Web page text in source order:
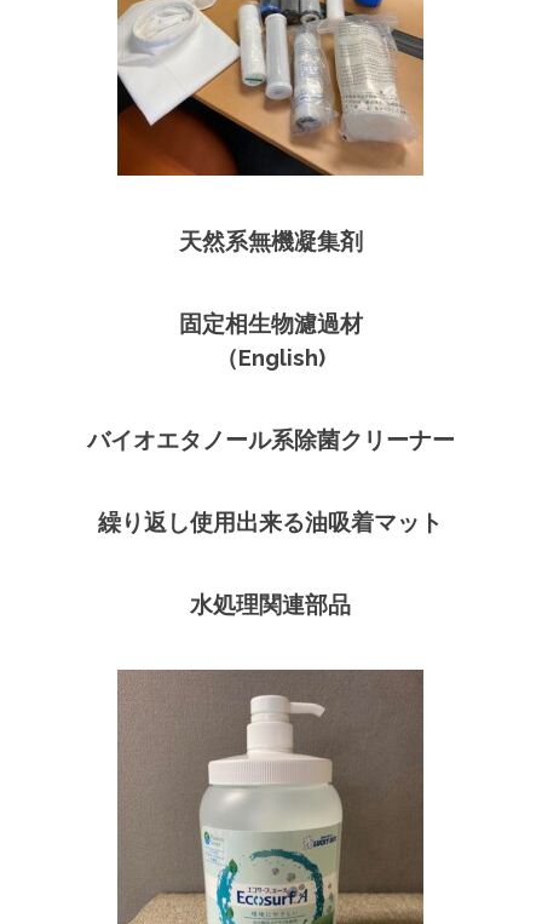
天然系無機凝集剤
固定相生物濾過材
（English)
バイオエタノール系除菌クリーナー
繰り返し使用出来る油吸着マット
水処理関連部品